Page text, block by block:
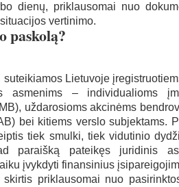
dienų, priklausomai nuo
vertinimo.
paskolą?
suteikiamos Lietuvoje
asmenims – individualioms
uždarosioms akcinėms
bei kitiems verslo subjektams.
tiek smulki, tiek vidutinio
paraišką pateikęs juridinis
įvykdyti finansinius
priklausomai nuo